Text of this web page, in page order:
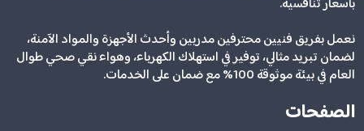
نعمل بفريق فنيين محترفين مدربين وأحدث الأجهزة والمواد الآمنة،
لضمان تبريد مثالي، توفير في استهلاك الكهرباء، وهواء نقي صحي طوال
العام في بيئة موثوقة 100% مع ضمان على الخدمات.
الصفحات